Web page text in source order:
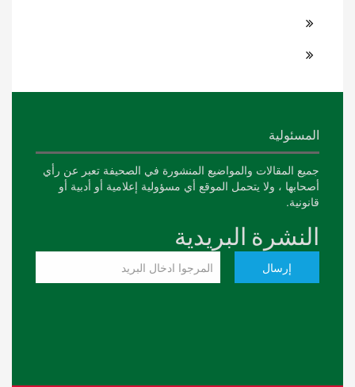
المسئولية
جميع المقالات والمواضيع المنشورة في الصحيفة تعبر عن رأي
أصحابها ، ولا يتحمل الموقع أي مسؤولية إعلامية أو أدبية أو
قانونية.
النشرة البريدية